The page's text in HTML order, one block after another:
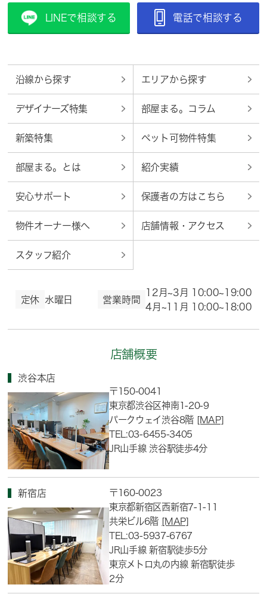
LINEで相談する 電話で相談する
沿線から探す エリアから探す
デザイナーズ特集 部屋まる。コラム
新築特集 ペット可物件特集
部屋まる。とは 紹介実績
安心サポート 保護者の方はこちら
物件オーナー様へ 店舗情報・アクセス
スタッフ紹介
定休 水曜日 営業時間
12月~3月 10:00~19:00
4月~11月 10:00~18:00
店舗概要
渋谷本店
〒150-0041
東京都渋谷区神南1-20-9
パークウェイ渋谷8階 [MAP]
TEL:03-6455-3405
JR山手線 渋谷駅徒歩4分
新宿店
〒160-0023
東京都新宿区西新宿7-1-11
共栄ビル6階 [MAP]
TEL:03-5937-6767
JR山手線 新宿駅徒歩5分
東京メトロ丸の内線 新宿駅徒歩
2分